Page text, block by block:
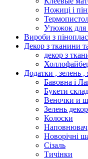
Ножиці і
Утюжок для
Вироби з
Декор з тканини
декор з
Додатки , зелень
Бавовна і
Букети
Веночки и
Зелень
Колоски
Наповнювач
Новорічні
Сізаль
Тичінки